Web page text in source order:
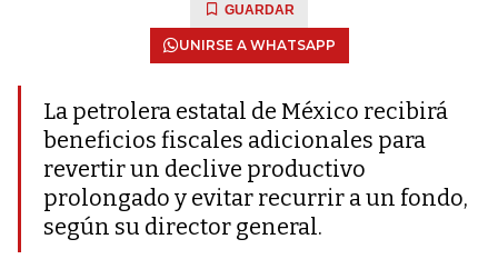
GUARDAR
UNIRSE A WHATSAPP
La petrolera estatal de México recibirá
beneficios fiscales adicionales para
revertir un declive productivo
prolongado y evitar recurrir a un fondo,
según su director general.